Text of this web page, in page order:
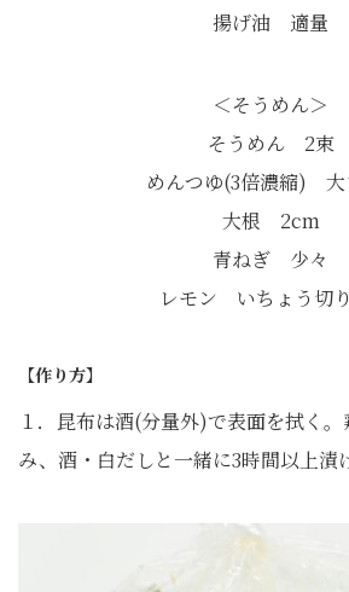
揚げ油 適量
＜そうめん＞
そうめん 2束
めんつゆ(3倍濃縮) 大
大根 2cm
青ねぎ 少々
レモン いちょう切
【作り方】
１．昆布は酒(分量外)で表面を拭く
み、酒・白だしと一緒に3時間以上漬